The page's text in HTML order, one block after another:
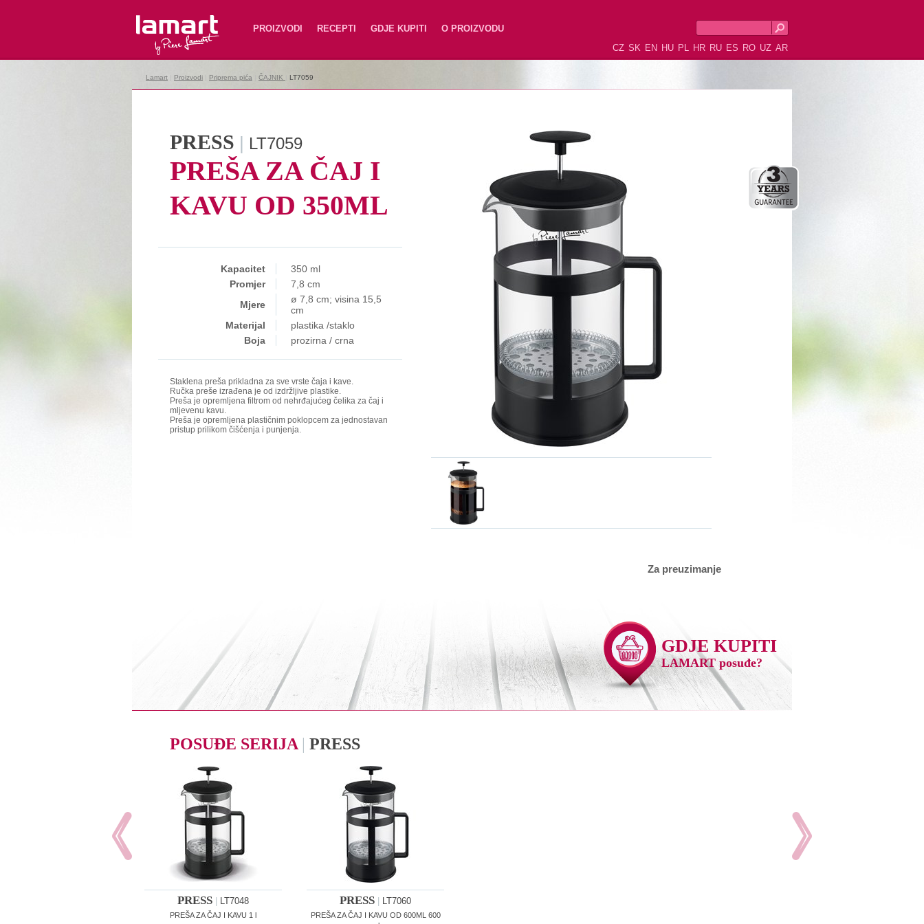
Lamart PROIZVODI RECEPTI GDJE KUPITI
O PROIZVODU
CZ SK EN HU PL HR RU ES RO UZ AR
Lamart Proizvodi Priprema pića ČAJNIK LT7059
Za preuzimanje
PRESS | LT7059
PREŠA ZA ČAJ I
KAVU OD 350ML
Kapacitet
350 ml
Promjer
7,8 cm
Mjere
ø 7,8 cm; visina 15,5
cm
Materijal
plastika /staklo
Boja
prozirna / crna
Staklena preša prikladna za sve vrste čaja i kave.
Ručka preše izrađena je od izdržljive plastike.
Preša je opremljena filtrom od nehrđajućeg čelika za čaj i
mljevenu kavu.
Preša je opremljena plastičnim poklopcem za jednostavan
pristup prilikom čišćenja i punjenja.
GDJE KUPITI
LAMART posuđe?
POSUĐE SERIJA | PRESS
PRESS LT7048
PREŠA ZA ČAJ I KAVU 1 l
PRESS LT7060
PREŠA ZA ČAJ I KAVU OD 600ML 600